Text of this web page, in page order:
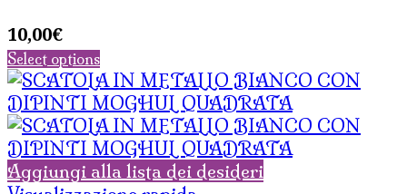
10,00€
Select options
Aggiungi alla lista dei desideri